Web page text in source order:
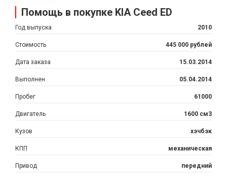
Помощь в покупке KIA Ceed ED
Год выпуска 2010
Стоимость 445 000 рублей
Дата заказа 15.03.2014
Выполнен 05.04.2014
Пробег 61000
Двигатель 1600 см3
Кузов хэчбэк
КПП механическая
Привод передний